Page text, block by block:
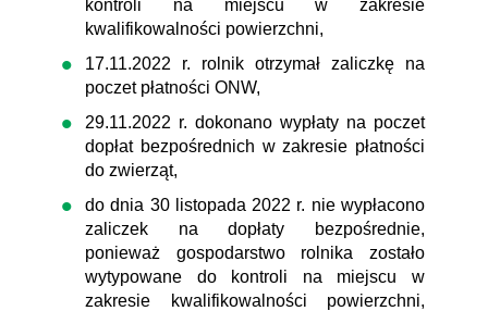
kontroli na miejscu w zakresie
kwalifikowalności powierzchni,
17.11.2022 r. rolnik otrzymał zaliczkę na
poczet płatności ONW,
29.11.2022 r. dokonano wypłaty na poczet
dopłat bezpośrednich w zakresie płatności
do zwierząt,
do dnia 30 listopada 2022 r. nie wypłacono
zaliczek na dopłaty bezpośrednie,
ponieważ gospodarstwo rolnika zostało
wytypowane do kontroli na miejscu w
zakresie kwalifikowalności powierzchni,